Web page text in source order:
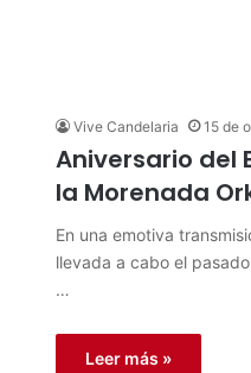
Vive Candelaria 15 de
Aniversario del
la Morenada
En una emotiva
llevada a cabo el
…
Leer más »